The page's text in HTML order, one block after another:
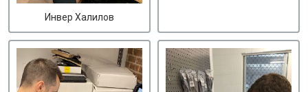
Инвер Халилов